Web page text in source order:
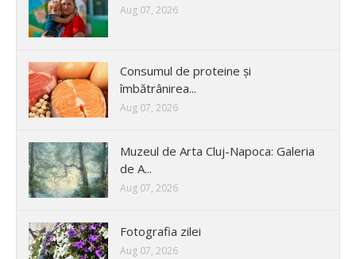
Aug 07, 2026
Consumul de proteine și
îmbătrânirea...
Aug 07, 2026
Muzeul de Arta Cluj-Napoca: Galeria
de A...
Aug 07, 2026
Fotografia zilei
Aug 07, 2026